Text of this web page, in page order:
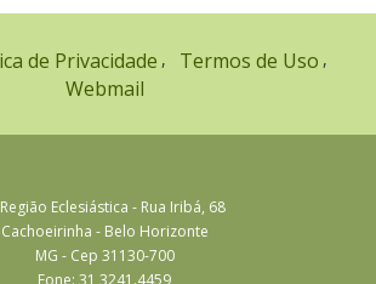
de Privacidade
Termos de Uso
Webmail
Região Eclesiástica - Rua Iribá, 68
Cachoeirinha - Belo Horizonte
MG - Cep 31130-700